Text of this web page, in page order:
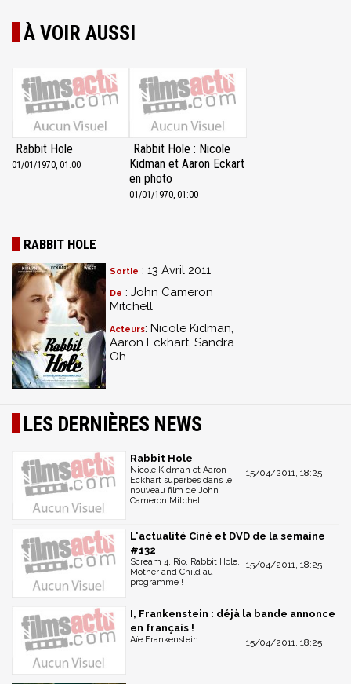
À VOIR AUSSI
Rabbit Hole
01/01/1970, 01:00
Rabbit Hole : Nicole
Kidman et Aaron Eckart
en photo
01/01/1970, 01:00
RABBIT HOLE
Sortie : 13 Avril 2011
De : John Cameron
Mitchell
Acteurs: Nicole Kidman,
Aaron Eckhart, Sandra
Oh...
LES DERNIÈRES NEWS
Rabbit Hole
15/04/2011, 18:25
Nicole Kidman et Aaron
Eckhart superbes dans le
nouveau film de John
Cameron Mitchell
L'actualité Ciné et DVD de la semaine
#132
15/04/2011, 18:25
Scream 4, Rio, Rabbit Hole,
Mother and Child au
programme !
I, Frankenstein : déjà la bande annonce
en français !
15/04/2011, 18:25
Aïe Frankenstein ...